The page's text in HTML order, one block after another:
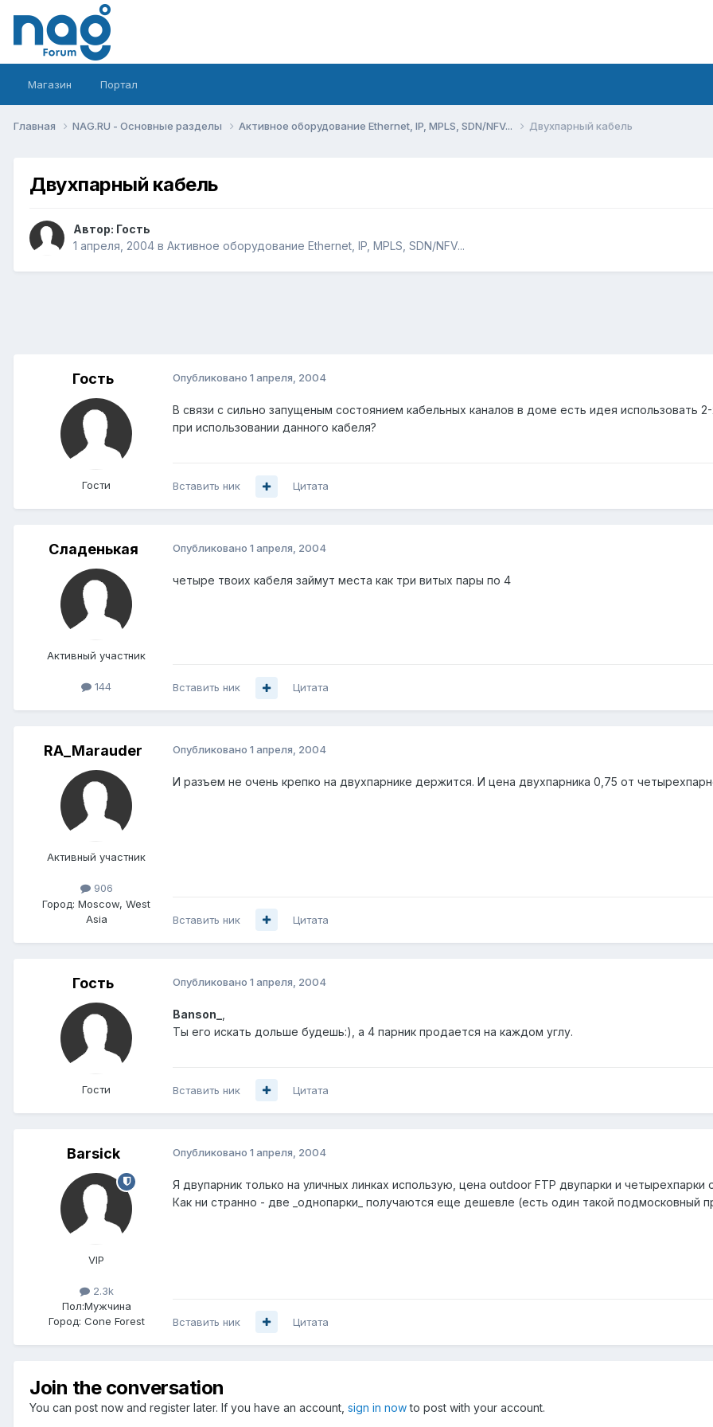
Магазин Портал
Главная NAG.RU - Основные разделы Активное оборудование Ethernet, IP, MPLS, SDN/NFV... Двухпарный кабель
Двухпарный кабель
Автор: Гость
1 апреля, 2004 в Активное оборудование Ethernet, IP, MPLS, SDN/NFV...
Гость
Гости
Опубликовано 1 апреля, 2004
В связи с сильно запущеным состоянием кабельных каналов в доме есть идея использовать
при использовании данного кабеля?
Вставить ник Цитата
Сладенькая
Активный участник
144
Опубликовано 1 апреля, 2004
четыре твоих кабеля займут места как три витых пары по 4
Вставить ник Цитата
RA_Marauder
Активный участник
906
Город: Moscow, West
Asia
Опубликовано 1 апреля, 2004
И разъем не очень крепко на двухпарнике держится. И цена двухпарника 0,75 от
Вставить ник Цитата
Гость
Гости
Опубликовано 1 апреля, 2004
Banson_
Ты его искать дольше будешь:), а 4 парник продается на каждом углу.
Вставить ник Цитата
Barsick
VIP
2.3k
Пол:Мужчина
Город: Cone Forest
Опубликовано 1 апреля, 2004
Я двупарник только на уличных линках использую, цена outdoor FTP двупарки и
Как ни странно - две _однопарки_ получаются еще дешевле (есть один такой подмосковный
Вставить ник Цитата
Join the conversation
You can post now and register later. If you have an account, sign in nowto post with your account.